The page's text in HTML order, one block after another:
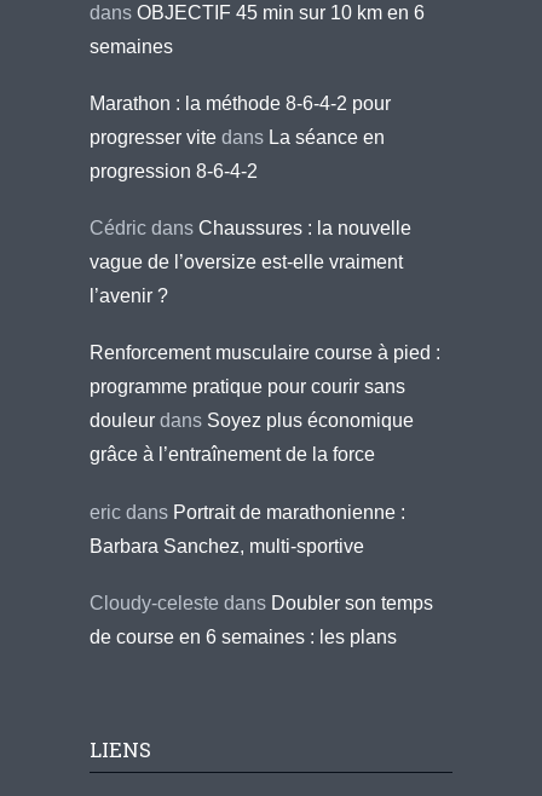
dans OBJECTIF 45 min sur 10 km en 6
semaines
Marathon : la méthode 8-6-4-2 pour
progresser vite dans La séance en
progression 8-6-4-2
Cédric dans Chaussures : la nouvelle
vague de l’oversize est-elle vraiment
l’avenir ?
Renforcement musculaire course à pied :
programme pratique pour courir sans
douleur dans Soyez plus économique
grâce à l’entraînement de la force
eric dans Portrait de marathonienne :
Barbara Sanchez, multi-sportive
Cloudy-celeste dans Doubler son temps
de course en 6 semaines : les plans
LIENS